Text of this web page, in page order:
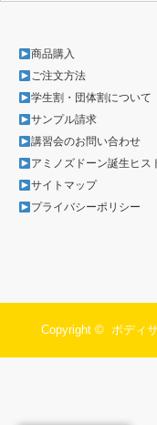
商品購入
ご注文方法
学生割・団体割について
サンプル請求
講習会のお問い合わせ
アミノズドーン誕生ヒス
サイトマップ
プライバシーポリシー
Copyright © ボディ